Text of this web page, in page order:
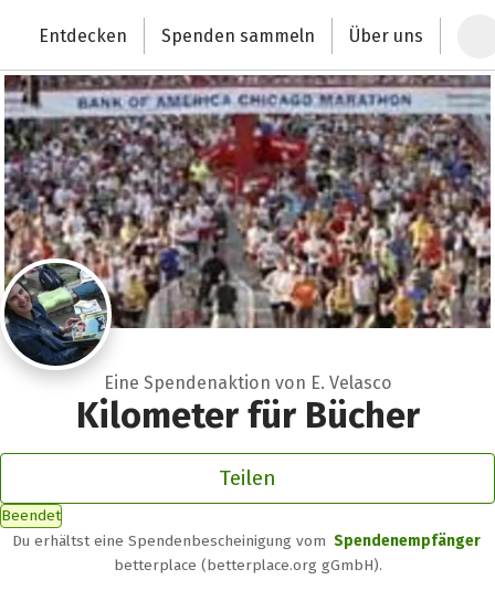
Deutschlands größte Spendenplattform
Entdecken Spenden sammeln Über uns
Eine Spendenaktion von E. Velasco
Kilometer für Bücher
Teilen
Beendet
Du erhältst eine Spendenbescheinigung vom Spendenempfänger
betterplace (betterplace.org gGmbH).